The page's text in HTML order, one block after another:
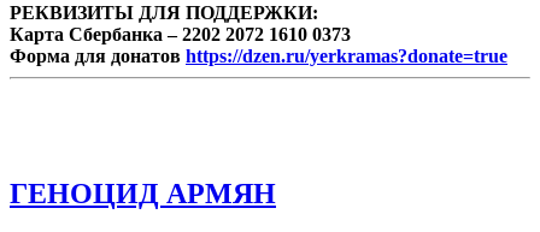
РЕКВИЗИТЫ ДЛЯ ПОДДЕРЖКИ:
Карта Сбербанка – 2202 2072 1610 0373
Форма для донатов https://dzen.ru/yerkramas?donate=true
ГЕНОЦИД АРМЯН